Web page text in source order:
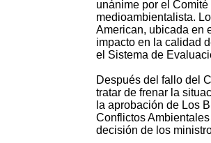
unánime por el
medioambientalista.
American, ubicada en
impacto en la calidad
el Sistema de
Después del fallo del
tratar de frenar la
la aprobación de Los
Conflictos
decisión de los